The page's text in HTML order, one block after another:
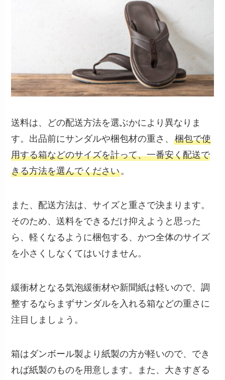
送料は、どの配送方法を選ぶかにより異なりま
す。出品前にサンダルや梱包材の重さ、梱包で使
用する箱などのサイズを計って、一番安く配送で
きる方法を選んでください。
また、配送方法は、サイズと重さで決まります。
そのため、送料をできるだけ抑えようと思った
ら、軽くなるように梱包する、かつ全体のサイズ
を小さくしなくてはいけません。
緩衝材となる気泡緩衝材や新聞紙は軽いので、調
整するならまずサンダルを入れる箱などの重さに
注目しましょう。
箱はダンボール製より紙製の方が軽いので、でき
れば紙製のものを用意します。また、大きすぎる